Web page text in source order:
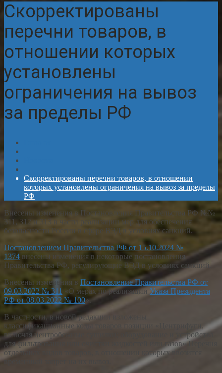
Скорректированы
перечни товаров, в
отношении которых
установлены
ограничения на вывоз
за пределы РФ
Скорректированы перечни товаров, в отношении
которых установлены ограничения на вывоз за пределы
РФ
Внесены изменения в Постановления Правительства РФ №№
311, 312 и 313 в части реализации мер для обеспечения
безопасности России в сфере ВЭД в условиях санкций.
Постановлением Правительства РФ от 15.10.2024 №
1374 внесены изменения в некоторые постановления
Правительства РФ, регулирующие ВЭД в условиях санкций.
Внесены изменения в Постановление Правительства РФ от
09.03.2022 № 311 «О мерах по реализации Указа Президента
РФ от 08.03.2022 № 100».
В частности, в новой редакции изложены
классификационные коды товаров позиции «Центрифуги,
включая центробежные сушилки; оборудование и устройства
для фильтрования или очистки жидкостей или газов» Перечня
отдельных видов товаров, в отношении которых ввозится
временный запрет на их вывоз.